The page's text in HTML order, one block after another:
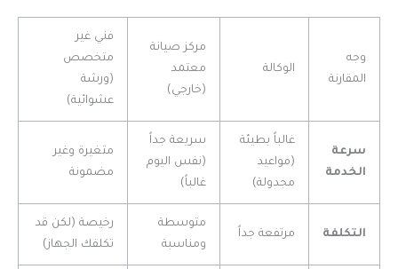
وجه
المقارنة
الوكالة
مركز صيانة
معتمد
(خارجي)
فني غير
متخصص
(ورشة
عشوائية)
سرعة
الخدمة
غالباً بطيئة
(مواعيد
مجدولة)
سريعة جداً
(نفس اليوم
غالباً)
متغيرة وغير
مضمونة
التكلفة مرتفعة جداً
متوسطة
ومناسبة
رخيصة (لكن قد
تكلفك الجهاز)